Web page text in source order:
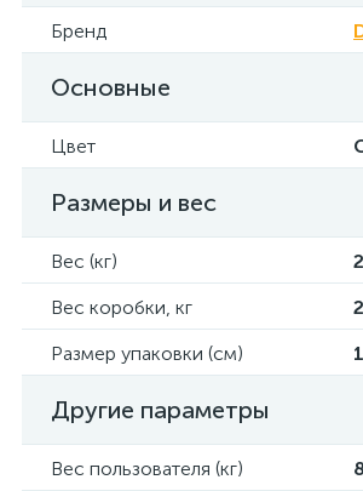
Бренд
Основные
Цвет
Размеры и вес
Вес (кг)
Вес коробки, кг
Размер упаковки (см)
Другие параметры
Вес пользователя (кг)